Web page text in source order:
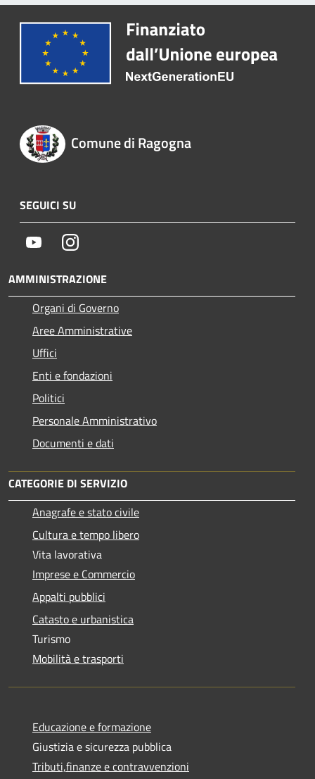
Comune di Ragogna
SEGUICI SU
YoutubeInstagram
AMMINISTRAZIONE
Organi di Governo
Aree Amministrative
Uffici
Enti e fondazioni
Politici
Personale Amministrativo
Documenti e dati
CATEGORIE DI SERVIZIO
Anagrafe e stato civile
Cultura e tempo libero
Vita lavorativa
Imprese e Commercio
Appalti pubblici
Catasto e urbanistica
Turismo
Mobilità e trasporti
Educazione e formazione
Giustizia e sicurezza pubblica
Tributi,finanze e contravvenzioni